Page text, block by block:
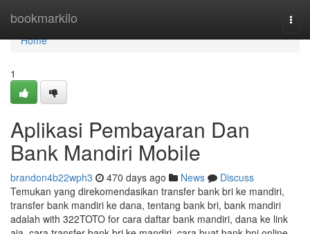
bookmarkilo
Home
Home
1
Aplikasi Pembayaran Dan
Bank Mandiri Mobile
brandon4b22wph3 470 days ago News
Discuss
Temukan yang direkomendasikan transfer bank bri ke mandiri,
transfer bank mandiri ke dana, tentang bank bri, bank mandiri
adalah with 322TOTO for cara daftar bank mandiri, dana ke link